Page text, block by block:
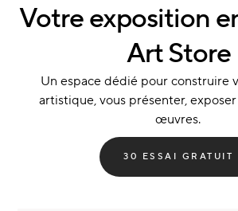
Votre exposition
Art Store
Un espace dédié pour construire
artistique, vous présenter,
œuvres.
30 ESSAI GRATUIT